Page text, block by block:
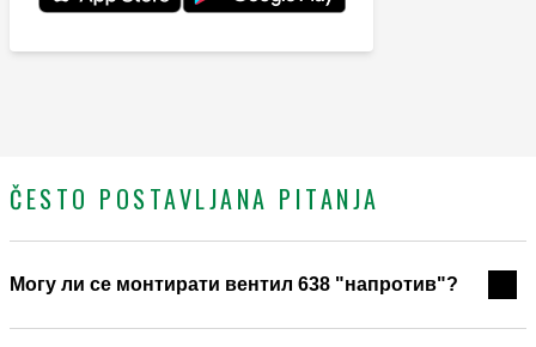
ČESTO POSTAVLJANA PITANJA
Могу ли се монтирати вентил 638 "напротив"?